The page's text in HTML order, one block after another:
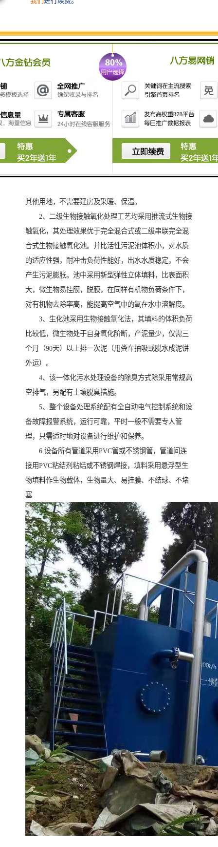
一体化污水处理设备产品特点
其他用地，不需要建房及采暖、保温。
2、二级生物接触氧化处理工艺均采用推流式生物接
触氧化，其处理效果优于完全混合式或二级串联完全混
合式生物接触氧化池。并比活性污泥池体积小，对水质
的适应性强，耐冲击负荷性能好，出水水质稳定，不会
产生污泥膨胀。池中采用新型弹性立体填料，比表面积
大，微生物易挂膜，脱膜，在同样有机物负荷条件下，
对有机物去除率高，能提高空气中的氧在水中溶解度。
3、生化池采用生物接触氧化法，其填料的体积负荷
比较低，微生物处于自身氧化阶断，产泥量少，仅需三
个月（90天）以上排一次泥（用粪车抽吸或脱水成泥饼
外运）。
4、该一体化污水处理设备的除臭方式除采用常规高
空排气，另配有土壤脱臭措施。
5、整个设备处理系统配有全自动电气控制系统和设
备故障报警系统，运行可靠，平时一般不需要专人管
理，只需适时地对设备进行维护和保养。
6.设备所有管道采用PVC管或不锈钢管，管道间连
接用PVC粘结剂粘结或不锈钢焊接，填料采用悬浮型生
物填料作生物载体，生物量大、易挂膜、不结球、不堵
塞